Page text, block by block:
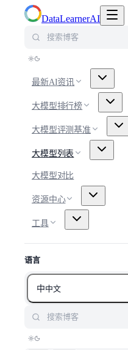
DataLearnerAI
最新AI资讯
大模型排行榜
大模型评测基准
大模型列表
大模型对比
资源中心
工具
语言
中中文